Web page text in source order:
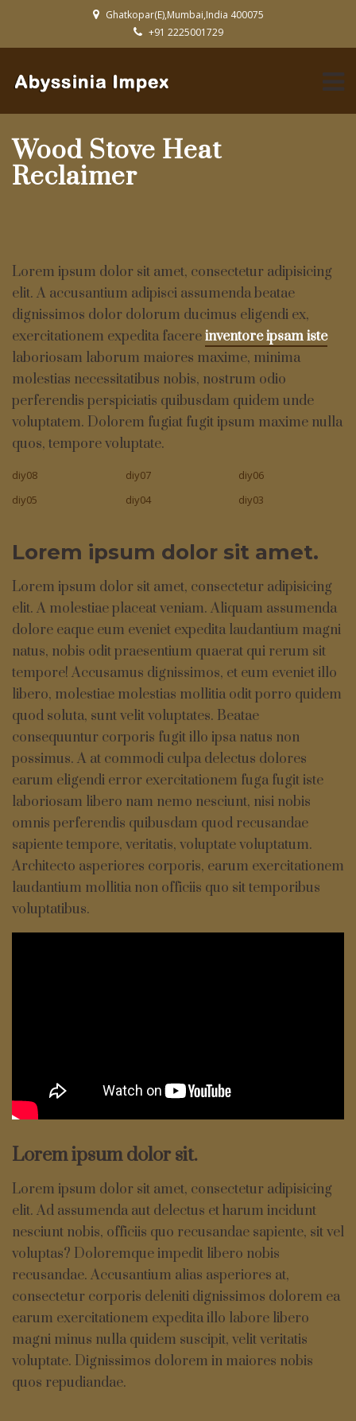
Ghatkopar(E),Mumbai,India 400075
+91 2225001729
Wood Stove Heat
Reclaimer
Lorem ipsum dolor sit amet, consectetur adipisicing
elit. A accusantium adipisci assumenda beatae
dignissimos dolor dolorum ducimus eligendi ex,
exercitationem expedita facereinventore ipsam iste
laboriosam laborum maiores maxime, minima
molestias necessitatibus nobis, nostrum odio
perferendis perspiciatis quibusdam quidem unde
voluptatem. Dolorem fugiat fugit ipsum maxime nulla
quos, tempore voluptate.
diy08 diy07
diy06
diy05
diy04 diy03
Lorem ipsum dolor sit amet.
Lorem ipsum dolor sit amet, consectetur adipisicing
elit. A molestiae placeat veniam. Aliquam assumenda
dolore eaque eum eveniet expedita laudantium magni
natus, nobis odit praesentium quaerat qui rerum sit
tempore! Accusamus dignissimos, et eum eveniet illo
libero, molestiae molestias mollitia odit porro quidem
quod soluta, sunt velit voluptates. Beatae
consequuntur corporis fugit illo ipsa natus non
possimus. A at commodi culpa delectus dolores
earum eligendi error exercitationem fuga fugit iste
laboriosam libero nam nemo nesciunt, nisi nobis
omnis perferendis quibusdam quod recusandae
sapiente tempore, veritatis, voluptate voluptatum.
Architecto asperiores corporis, earum exercitationem
laudantium mollitia non officiis quo sit temporibus
voluptatibus.
Lorem ipsum dolor sit.
Lorem ipsum dolor sit amet, consectetur adipisicing
elit. Ad assumenda aut delectus et harum incidunt
nesciunt nobis, officiis quo recusandae sapiente, sit vel
voluptas? Doloremque impedit libero nobis
recusandae. Accusantium alias asperiores at,
consectetur corporis deleniti dignissimos dolorem ea
earum exercitationem expedita illo labore libero
magni minus nulla quidem suscipit, velit veritatis
voluptate. Dignissimos dolorem in maiores nobis
quos repudiandae.